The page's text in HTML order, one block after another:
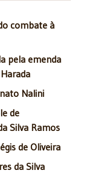
combate à
pela emenda
Nalini
de
Silva Ramos
de Oliveira
da Silva